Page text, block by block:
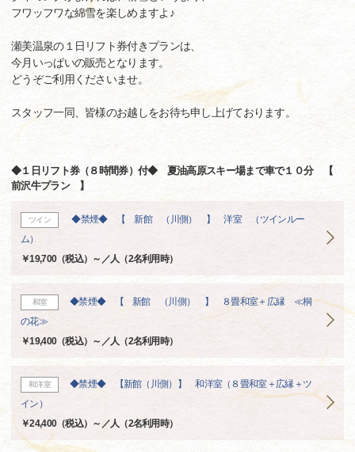
フワッフワな綿雪を楽しめますよ♪
瀬美温泉の１日リフト券付きプランは、
今月いっぱいの販売となります。
どうぞご利用くださいませ。
スタッフ一同、皆様のお越しをお待ち申し上げております。
◆１日リフト券（８時間券）付◆ 夏油高原スキー場まで車で１０分 【
前沢牛プラン 】
ツイン
◆禁煙◆ 【 新館 （川側） 】 洋室 （ツインルー
ム）
￥19,700（税込）～／人（2名利用時）
和室
◆禁煙◆ 【 新館 （川側） 】 ８畳和室＋広縁 ≪桐
の花≫
￥19,400（税込）～／人（2名利用時）
和洋室
◆禁煙◆ 【新館（川側）】 和洋室（８畳和室＋広縁＋ツ
イン）
￥24,400（税込）～／人（2名利用時）